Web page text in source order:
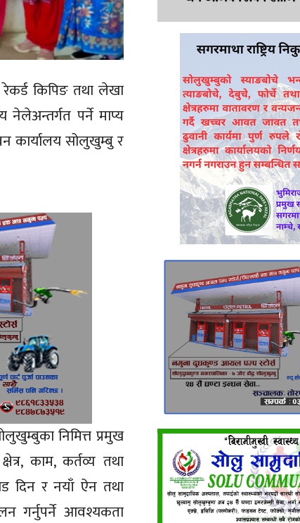
किपिङ तथा लेखा
पर्ने माप्य
कार्यालय सोलुखुम्बु र
निमित्त प्रमुख
काम, कर्तव्य तथा
दिन र नयाँ ऐन तथा
गर्नुपर्ने आवश्यकता